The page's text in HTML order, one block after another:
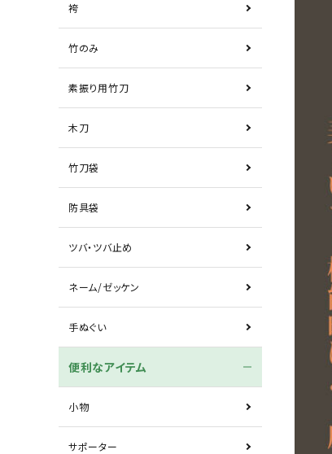
袴
竹のみ
素振り用竹刀
木刀
竹刀袋
防具袋
ツバ・ツバ止め
ネーム/ゼッケン
手ぬぐい
便利なアイテム
小物
サポーター